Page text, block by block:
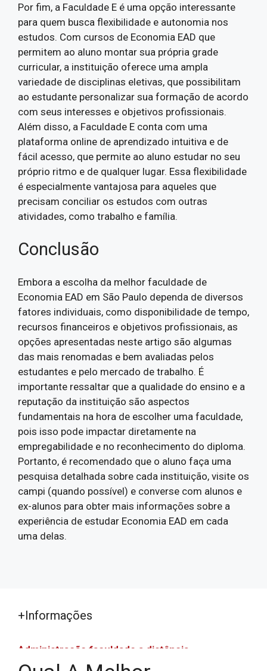
Por fim, a Faculdade E é uma opção interessante
para quem busca flexibilidade e autonomia nos
estudos. Com cursos de Economia EAD que
permitem ao aluno montar sua própria grade
curricular, a instituição oferece uma ampla
variedade de disciplinas eletivas, que possibilitam
ao estudante personalizar sua formação de acordo
com seus interesses e objetivos profissionais.
Além disso, a Faculdade E conta com uma
plataforma online de aprendizado intuitiva e de
fácil acesso, que permite ao aluno estudar no seu
próprio ritmo e de qualquer lugar. Essa flexibilidade
é especialmente vantajosa para aqueles que
precisam conciliar os estudos com outras
atividades, como trabalho e família.
Conclusão
Embora a escolha da melhor faculdade de
Economia EAD em São Paulo dependa de diversos
fatores individuais, como disponibilidade de tempo,
recursos financeiros e objetivos profissionais, as
opções apresentadas neste artigo são algumas
das mais renomadas e bem avaliadas pelos
estudantes e pelo mercado de trabalho. É
importante ressaltar que a qualidade do ensino e a
reputação da instituição são aspectos
fundamentais na hora de escolher uma faculdade,
pois isso pode impactar diretamente na
empregabilidade e no reconhecimento do diploma.
Portanto, é recomendado que o aluno faça uma
pesquisa detalhada sobre cada instituição, visite os
campi (quando possível) e converse com alunos e
ex-alunos para obter mais informações sobre a
experiência de estudar Economia EAD em cada
uma delas.
+Informações
Administração faculdade a distância
Administração faculdade a distância